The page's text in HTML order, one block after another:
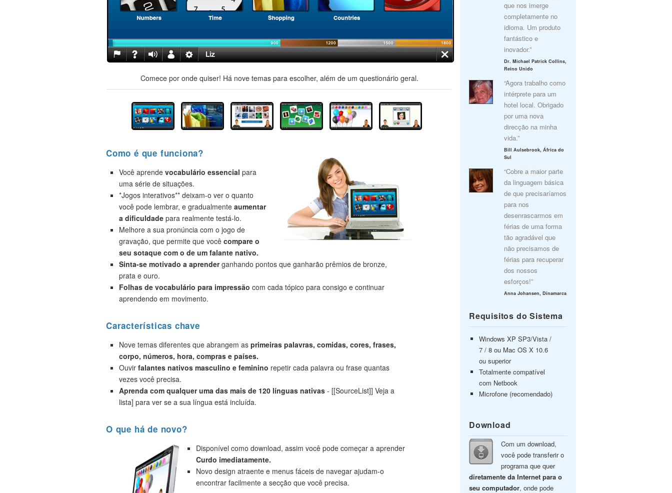
Comece por onde quiser! Há nove temas para escolher, além de um questionário geral.
Como é que funciona?
Você aprende vocabulário essencial para
uma série de situações.
*Jogos interativos** deixam-o ver o quanto
você pode lembrar, e gradualmente aumentar
a dificuldade para realmente testá-lo.
Melhore a sua pronúncia com o jogo de
gravação, que permite que você compare o
seu sotaque com o de um falante nativo.
Sinta-se motivado a aprenderganhando pontos que ganharão prêmios de bronze,
prata e ouro.
Folhas de vocabulário para impressão com cada tópico para consigo e continuar
aprendendo em movimento.
Características chave
Nove temas diferentes que abrangem as primeiras palavras, comidas, cores, frases,
corpo, números, hora, compras e países.
Ouvir falantes nativos masculino e feminino repetir cada palavra ou frase quantas
vezes você precisa.
Aprenda com qualquer uma das mais de 120 línguas nativas - [[SourceList]] Veja a
lista] para ver se a sua língua está incluída.
O que há de novo?
Disponível como download, assim você pode começar a aprender
Curdo imediatamente.
Novo design atraente e menus fáceis de navegar ajudam-o
encontrar facilmente a secção que você precisa.
que nos imerge
completamente no
idioma. Um produto
fantástico e
inovador.”
Dr. Michael Patrick Collins,
Reino Unido
“Agora trabalho como
intérprete para um
hotel local. Obrigado
por uma nova
direcção na minha
vida.”
Bill Aulsebrook, África do
Sul
“Cobre a maior parte
da linguagem básica
de que precisaríamos
para nos
desenrascarmos em
férias de uma forma
tão agradável que
não precisamos de
férias para recuperar
dos nossos
esforços!”
Anna Johansen, Dinamarca
Requisitos do Sistema
Windows XP SP3/Vista /
7 / 8 ou Mac OS X 10.6
ou superior
Totalmente compatível
com Netbook
Microfone (recomendado)
Download
Com um download,
você pode transferir o
programa que quer
diretamente da Internet para o
seu computador, onde pode